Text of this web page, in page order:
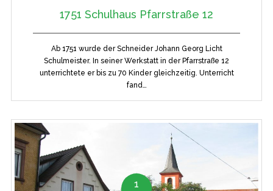
1751 Schulhaus Pfarrstraße 12
Ab 1751 wurde der Schneider Johann Georg Licht
Schulmeister. In seiner Werkstatt in der Pfarrstraße 12
unterrichtete er bis zu 70 Kinder gleichzeitig. Unterricht
fand…
1